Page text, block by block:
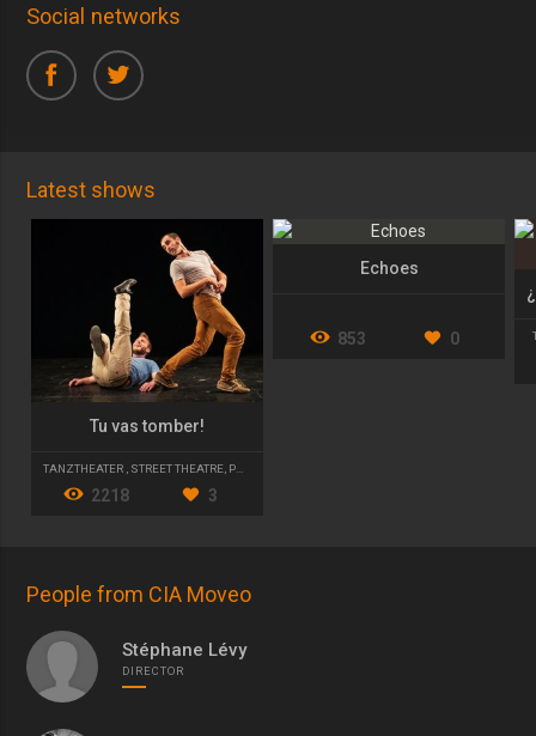
Social networks
Latest shows
Tu vas tomber!
TANZTHEATER STREET THEATRE PHYSICAL THEATRE
2218 3
Echoes
853 0
People from CIA Moveo
Stéphane Lévy
DIRECTOR